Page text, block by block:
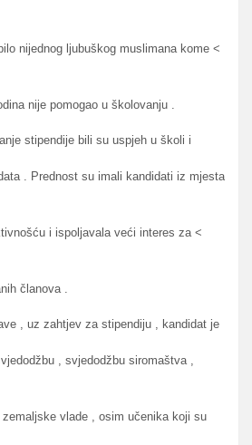
nijednog ljubuškog muslimana kome <
nije pomogao u školovanju .
stipendije bili su uspjeh u školi i
. Prednost su imali kandidati iz mjesta
i ispoljavala veći interes za <
članova .
, uz zahtjev za stipendiju , kandidat je
, svjedodžbu siromaštva ,
vlade , osim učenika koji su